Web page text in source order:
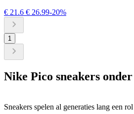
€ 21.6 € 26.99-20%
1
Nike Pico sneakers
Sneakers spelen al generaties lang een